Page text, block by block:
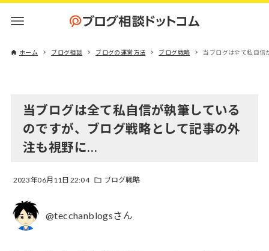
ホーム ブログ相談 ブログの運営方法 ブログ戦略 当ブログは全て私自信
当ブログは全て私自信が執筆している
のですが、ブログ戦略として記事の外
注も視野に…
2023年06月11日 22:04 ブログ戦略
@tecchanblogsさん